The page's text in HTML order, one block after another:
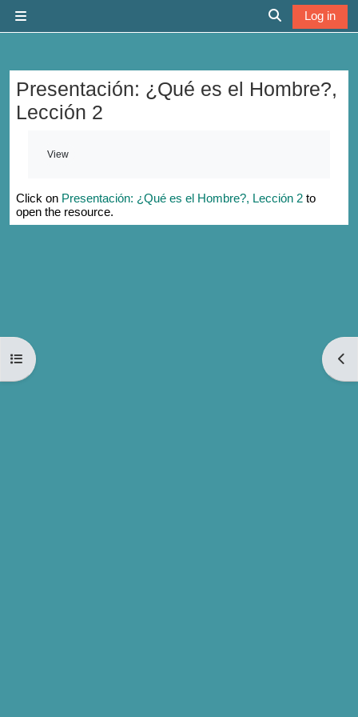
Toggle search
Log in
Open course index
Presentación: ¿Qué es el Hombre?,
Lección 2
View
Click on Presentación: ¿Qué es el Hombre?, Lección 2 to
open the resource.